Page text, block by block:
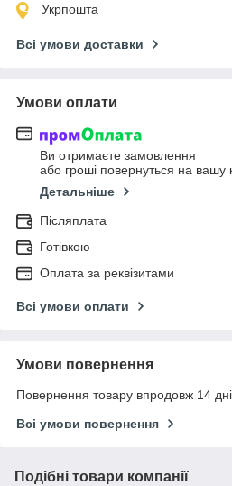
Укрпошта
Всі умови доставки
Умови оплати
Ви отримаєте замовлення
або гроші повернуться на вашу
Детальніше
Післяплата
Готівкою
Оплата за реквізитами
Всі умови оплати
Умови повернення
Повернення товару впродовж 14
Всі умови повернення
Подібні товари компанії